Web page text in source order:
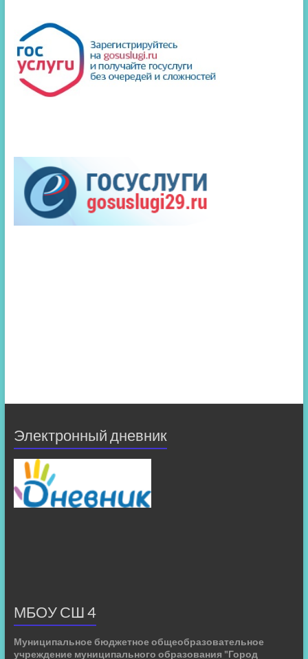
Электронный дневник
МБОУ СШ 4
Муниципальное бюджетное общеобразовательное
учреждение муниципального образования "Город